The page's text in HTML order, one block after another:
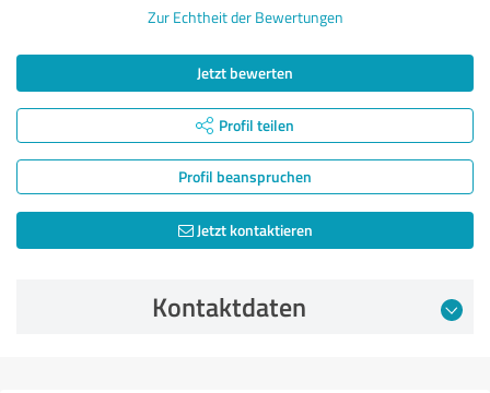
Zur Echtheit der Bewertungen
Jetzt bewerten
Profil teilen
Profil beanspruchen
Jetzt kontaktieren
Kontaktdaten